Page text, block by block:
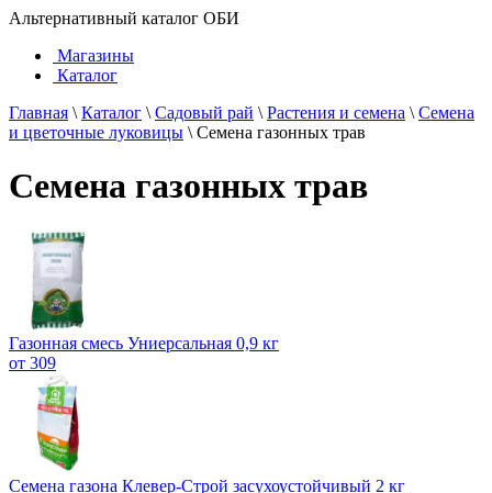
Альтернативный каталог ОБИ
Магазины
Каталог
Главная \ Каталог \ Садовый рай \ Растения и семена \ Семена
и цветочные луковицы \ Семена газонных трав
Семена газонных трав
Газонная смесь Униерсальная 0,9 кг
от 309
Семена газона Клевер-Строй засухоустойчивый 2 кг